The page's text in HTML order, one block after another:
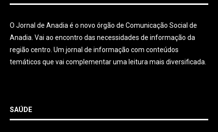
O Jornal de Anadia é o novo órgão de Comunicação Social de
Anadia. Vai ao encontro das necessidades de informação da
região centro. Um jornal de informação com conteúdos
temáticos que vai complementar uma leitura mais diversificada.
SAÚDE